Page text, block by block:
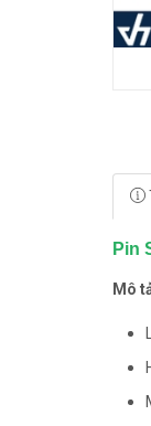
Pin
Mô